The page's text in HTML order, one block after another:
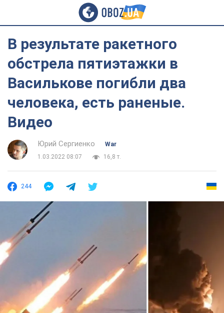
В результате ракетного
обстрела пятиэтажки в
Василькове погибли два
человека, есть раненые.
Видео
Юрий Сергиенко
War
1.03.2022 08:07
16,8 т.
244